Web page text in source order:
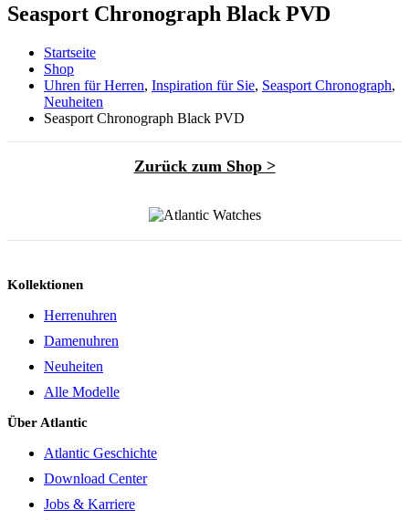
Seasport Chronograph Black PVD
Startseite
Shop
Uhren für Herren, Inspiration für Sie, Seasport Chronograph,
Neuheiten
Seasport Chronograph Black PVD
Zurück zum Shop >
Kollektionen
Herrenuhren
Damenuhren
Neuheiten
Alle Modelle
Über Atlantic
Atlantic Geschichte
Download Center
Jobs & Karriere